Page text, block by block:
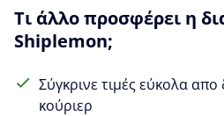
Τι άλλο προσφέρει η
Shiplemon;
Σύγκρινε τιμές εύκολα απο
κούριερ